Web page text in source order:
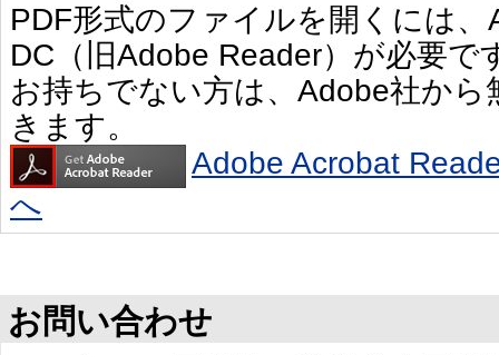
PDF形式のファイルを開くには
DC（旧Adobe Reader）が必要で
お持ちでない方は、Adobe社か
きます。
Adobe Acrobat
へ
お問い合わせ